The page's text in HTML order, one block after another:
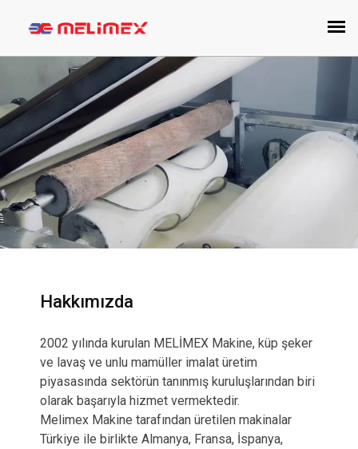
Hakkımızda
2002 yılında kurulan MELİMEX Makine, küp şeker
ve lavaş ve unlu mamüller imalat üretim
piyasasında sektörün tanınmış kuruluşlarından biri
olarak başarıyla hizmet vermektedir.
Melimex Makine tarafından üretilen makinalar
Türkiye ile birlikte Almanya, Fransa, İspanya,